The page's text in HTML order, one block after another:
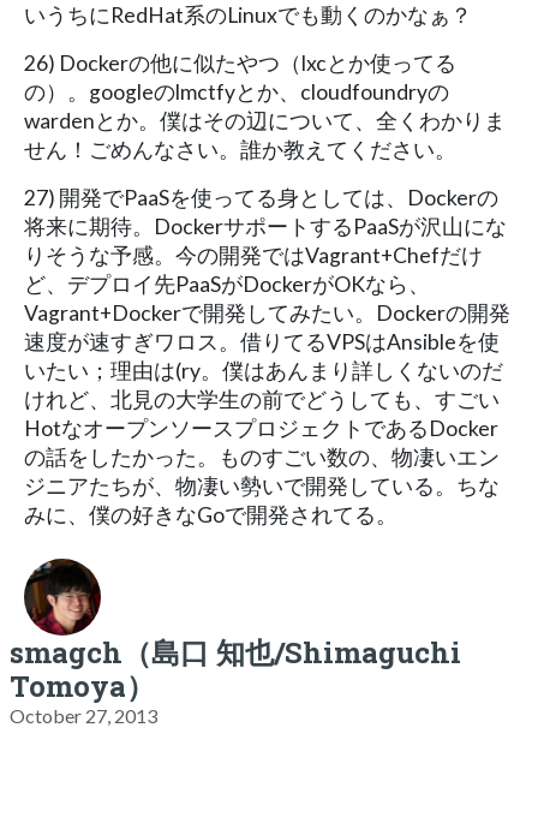
いうちにRedHat系のLinuxでも動くのかなぁ？
26) Dockerの他に似たやつ（lxcとか使ってる
の）。googleのlmctfyとか、cloudfoundryの
wardenとか。僕はその辺について、全くわかりま
せん！ごめんなさい。誰か教えてください。
27) 開発でPaaSを使ってる身としては、Dockerの
将来に期待。DockerサポートするPaaSが沢山にな
りそうな予感。今の開発ではVagrant+Chefだけ
ど、デプロイ先PaaSがDockerがOKなら、
Vagrant+Dockerで開発してみたい。Dockerの開発
速度が速すぎワロス。借りてるVPSはAnsibleを使
いたい；理由は(ry。僕はあんまり詳しくないのだ
けれど、北見の大学生の前でどうしても、すごい
HotなオープンソースプロジェクトであるDocker
の話をしたかった。ものすごい数の、物凄いエン
ジニアたちが、物凄い勢いで開発している。ちな
みに、僕の好きなGoで開発されてる。
smagch（島口 知也/Shimaguchi
Tomoya）
October 27, 2013